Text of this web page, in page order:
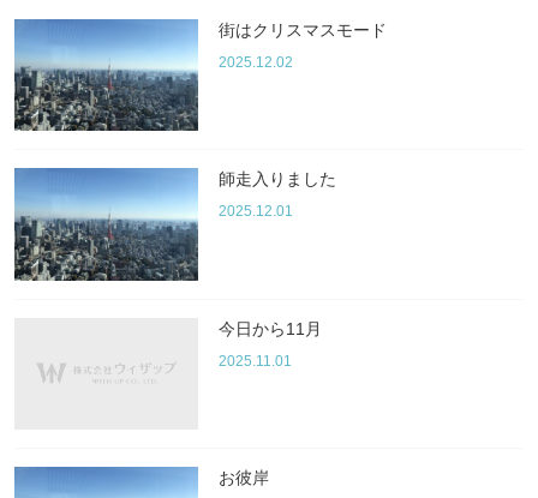
街はクリスマスモード
2025.12.02
師走入りました
2025.12.01
今日から11月
2025.11.01
お彼岸